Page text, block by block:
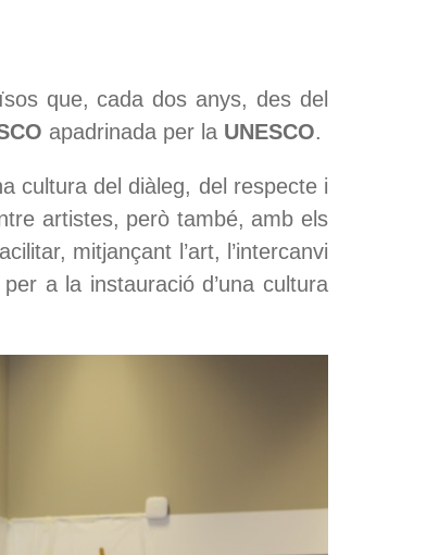
que, cada dos anys, des del
apadrinada per la UNESCO.
cultura del diàleg, del respecte i
artistes, però també, amb els
mitjançant l’art, l’intercanvi
a la instauració d’una cultura